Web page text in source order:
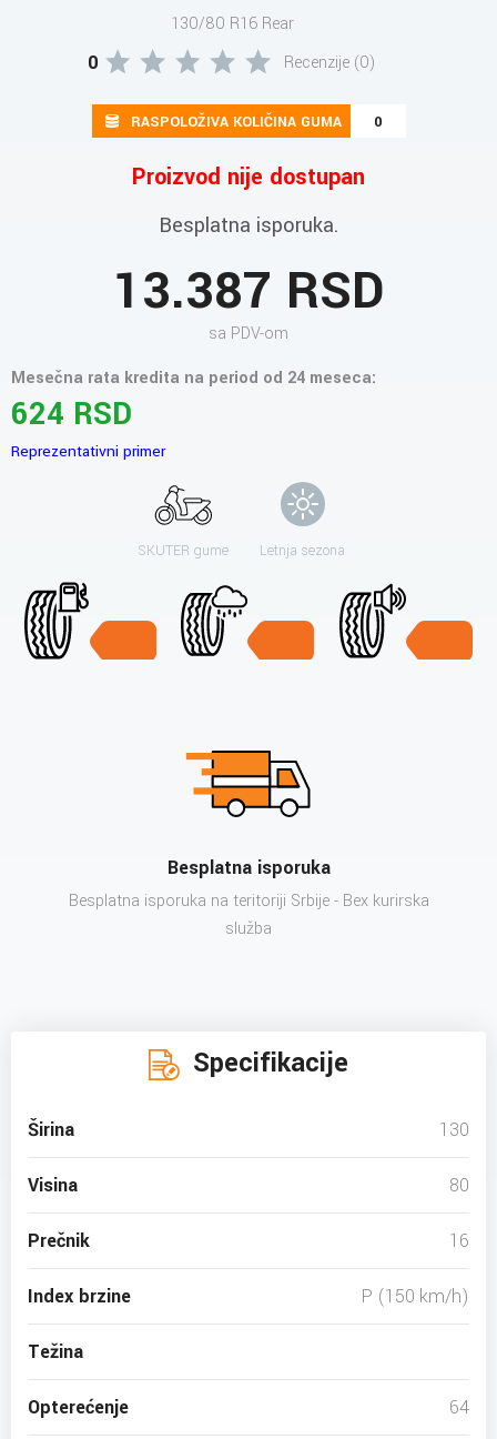
130/80 R16 Rear
0 Recenzije (0)
RASPOLOŽIVA KOLIČINA GUMA 0
Proizvod nije dostupan
Besplatna isporuka.
13.387 RSD
sa PDV-om
Mesečna rata kredita na period od 24 meseca:
624 RSD
Reprezentativni primer
SKUTER gume Letnja sezona
Besplatna isporuka
Besplatna isporuka na teritoriji Srbije - Bex kurirska
služba
Specifikacije
Širina 130
Visina 80
Prečnik 16
Index brzine P (150 km/h)
Težina
Opterećenje 64